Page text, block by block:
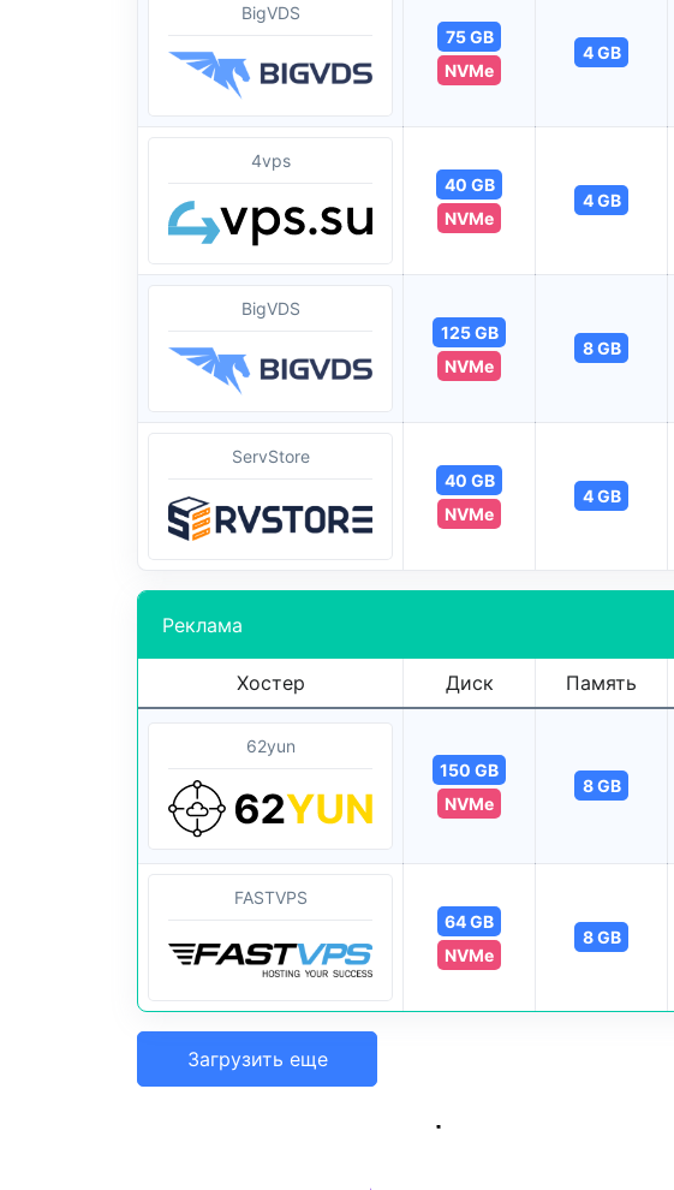
BigVDS
75 GB
NVMe
4 GB
4vps
40 GB
NVMe
4 GB
BigVDS
125 GB
NVMe
8 GB
ServStore
40 GB
NVMe
4 GB
Реклама
Хостер Диск Память
62yun
150 GB
NVMe
8 GB
FASTVPS
64 GB
NVMe
8 GB
Загрузить еще